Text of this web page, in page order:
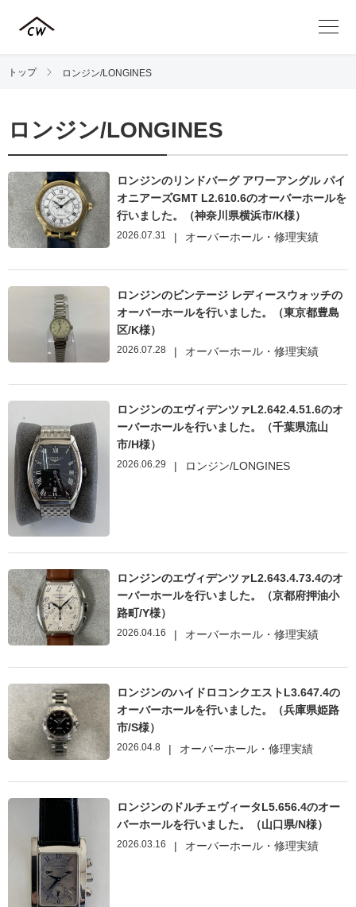
トップ ロンジン/LONGINES
ロンジン/LONGINES
ロンジンのリンドバーグ アワーアングル パイ
オニアーズGMT L2.610.6のオーバーホールを
行いました。（神奈川県横浜市/K様）
2026.07.31 | オーバーホール・修理実績
ロンジンのビンテージ レディースウォッチの
オーバーホールを行いました。（東京都豊島
区/K様）
2026.07.28 | オーバーホール・修理実績
ロンジンのエヴィデンツァL2.642.4.51.6のオ
ーバーホールを行いました。（千葉県流山
市/H様）
2026.06.29 | ロンジン/LONGINES
ロンジンのエヴィデンツァL2.643.4.73.4のオ
ーバーホールを行いました。（京都府押油小
路町/Y様）
2026.04.16 | オーバーホール・修理実績
ロンジンのハイドロコンクエストL3.647.4の
オーバーホールを行いました。（兵庫県姫路
市/S様）
2026.04.8 | オーバーホール・修理実績
ロンジンのドルチェヴィータL5.656.4のオー
バーホールを行いました。（山口県/N様）
2026.03.16 | オーバーホール・修理実績